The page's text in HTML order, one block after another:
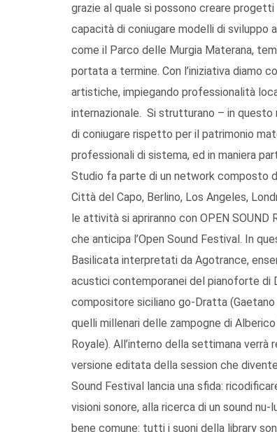
grazie al quale si possono creare
capacità di coniugare modelli di
come il Parco delle Murgia Materana,
portata a termine. Con l’iniziativa diamo
artistiche, impiegando professionalità
internazionale. Si strutturano – in
di coniugare rispetto per il patrimonio
professionali di sistema, ed in maniera
Studio fa parte di un network composto
Città del Capo, Berlino, Los Angeles,
le attività si apriranno con OPEN SOUND
che anticipa l’Open Sound Festival. In
Basilicata interpretati da Agotrance,
acustici contemporanei del pianoforte di
compositore siciliano go-Dratta
quelli millenari delle zampogne di
Royale). All’interno della settimana
versione editata della session che
Sound Festival lancia una sfida:
visioni sonore, alla ricerca di un sound
bene comune: tutti i suoni della library